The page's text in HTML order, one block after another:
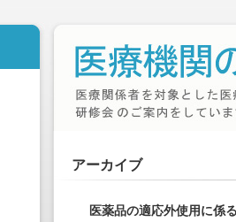
アーカイブ
医薬品の適応外使用に係